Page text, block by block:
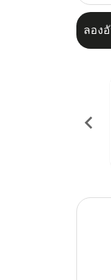
ลอง
chevron_left